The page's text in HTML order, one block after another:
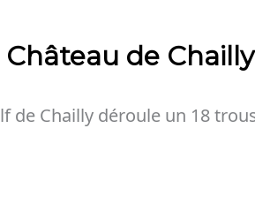
de Chailly
de Chailly déroule un 18